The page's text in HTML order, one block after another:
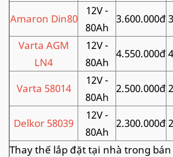
Amaron Din80
12V -
80Ah
3.600.000đ
Varta AGM
LN4
12V -
80Ah
4.550.000đ
Varta 58014
12V -
80Ah
2.500.000đ
Delkor 58039
12V -
80Ah
2.300.000đ
Thay thế lắp đặt tại nhà trong